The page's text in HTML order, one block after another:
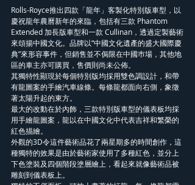
Rolls-Royce推出四款「龍年」客製化特別版車型，以
慶祝龍年農曆新年的來臨，包括有三款 Phantom
Extended 加長版車型和一款 Cullinan，透過定製藝術
來頌揚中國文化。品牌以“中國文化遺產的盛大國際慶
典”來形容事件，但銷售並不侷限在中國巿場，其他地
區的車主亦可購買，售價則尚未公佈。
其獨特性顯現於每個特別版均採用雙色調設計，和帶
有龍圖案的手繪汽車線條。每條龍都面向右側，象徵
著太陽升起的東方。
最大的改動在於內飾，三款特別版車型的儀表板均採
用手繪龍圖案，龍以在中國文化中代表吉祥和繁榮的
紅色描繪。
外觀的3D令這件藝術品花了兩星期多的時間創作，這
種獨特的效果是由於藝術家使用了多種紅色，並分上
下色塗裝及四個階段塗層繪上，看起來就像藝術品被
雕刻到儀表板上。